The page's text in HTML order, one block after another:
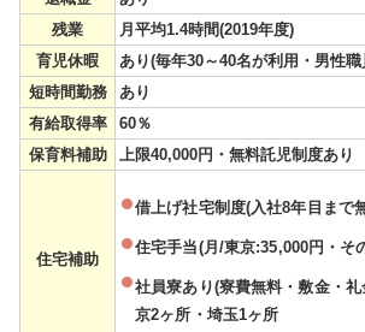
残業
月平均1.4時間(2019年度)
育児休暇
あり(毎年30～40名が利用・男性
短時間勤務
あり
有給取得率
60％
保育料補助
上限40,000円・無料託児制度あり
住宅補助
借上げ社宅制度(入社8年目まで
住宅手当(月/東京:35,000円・そ
社員寮あり(寮費無料・敷金・
京2ヶ所・埼玉1ヶ所